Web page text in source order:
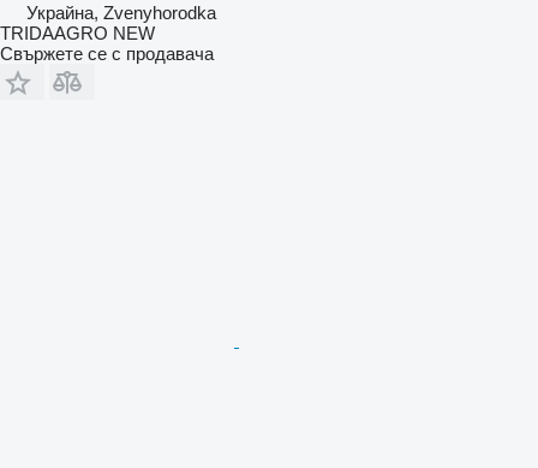
Украйна, Zvenyhorodka
TRIDAAGRO NEW
Свържете се с продавача